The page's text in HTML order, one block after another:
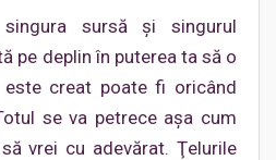
sursă şi singurul
pe deplin în puterea ta să o
creat poate fi oricând
se va petrece aşa cum
vrei cu adevărat. Ţelurile